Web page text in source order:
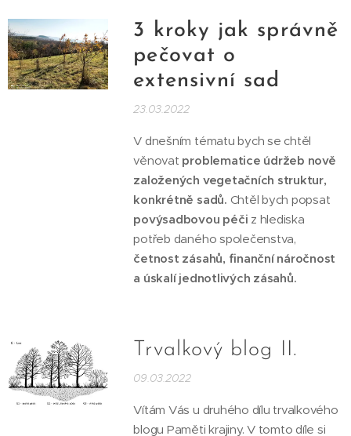
3 kroky jak správně
pečovat o
extensivní sad
23.03.2022
V dnešním tématu bych se chtěl
věnovat problematice údržeb nově
založených vegetačních struktur,
konkrétně sadů. Chtěl bych popsat
povýsadbovou péči z hlediska
potřeb daného společenstva,
četnost zásahů, finanční náročnost
a úskalí jednotlivých zásahů.
Trvalkový blog II.
09.03.2022
Vítám Vás u druhého dílu trvalkového
blogu Paměti krajiny. V tomto díle si